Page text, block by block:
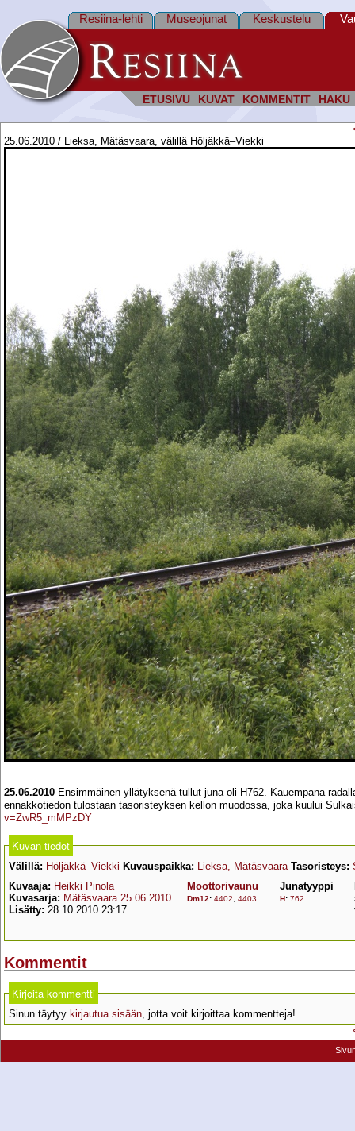
ETUSIVU KUVAT KOMMENTIT HAKU
Resiina-lehti Museojunat Keskustelu
25.06.2010 / Lieksa, Mätäsvaara, välillä Höljäkkä–Viekki
25.06.2010 Ensimmäinen yllätyksenä tullut juna oli H762. Kauempana
ennakkotiedon tulostaan tasoristeyksen kellon muodossa, joka kuului
v=ZwR5_mMPzDY
Kuvan tiedot
Välillä: Höljäkkä–Viekki Kuvauspaikka: Lieksa, Mätäsvaara Tasoristeys:
Kuvaaja: Heikki Pinola
Kuvasarja: Mätäsvaara 25.06.2010
Lisätty: 28.10.2010 23:17
Moottorivaunu
Dm12: 4402 4403
Junatyyppi
H: 762
Kommentit
Kirjoita kommentti
Sinun täytyy kirjautua sisään, jotta voit kirjoittaa kommentteja!